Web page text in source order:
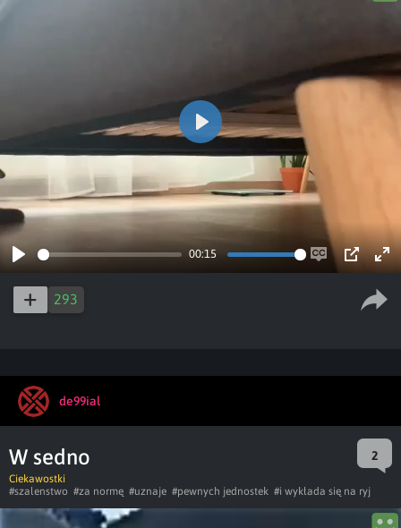
00:15
EnablePIP
Play
293
de99ial
W sedno 2
Ciekawostki
#szalenstwo #za normę #uznaje #pewnych jednostek #i wykłada się na ryj